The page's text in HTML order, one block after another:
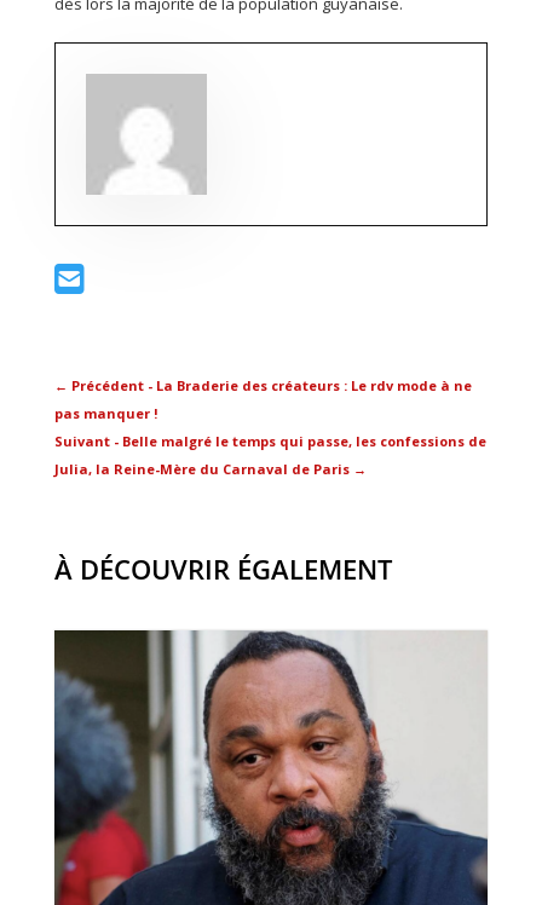
← Précédent - La Braderie des créateurs : Le rdv mode à ne
pas manquer !
Suivant - Belle malgré le temps qui passe, les confessions de
Julia, la Reine-Mère du Carnaval de Paris→
À DÉCOUVRIR ÉGALEMENT